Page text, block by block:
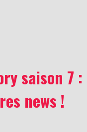
saison 7 :
news !